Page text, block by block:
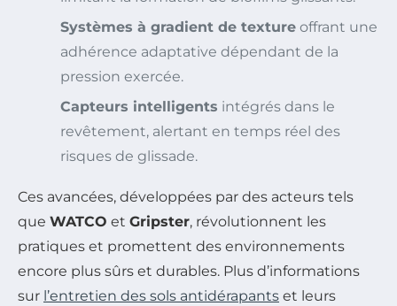
Systèmes à gradient de texture offrant une
adhérence adaptative dépendant de la
pression exercée.
Capteurs intelligents intégrés dans le
revêtement, alertant en temps réel des
risques de glissade.
Ces avancées, développées par des acteurs tels
que WATCO et Gripster, révolutionnent les
pratiques et promettent des environnements
encore plus sûrs et durables. Plus d’informations
sur l’entretien des sols antidérapants et leurs